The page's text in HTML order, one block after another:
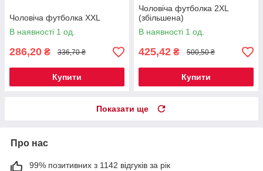
Чоловіча футболка XХL
В наявності 1 од.
286,20 ₴ 336,70 ₴
Купити
Чоловіча футболка 2XL
(збільшена)
В наявності 1 од.
425,42 ₴ 500,50 ₴
Купити
Показати ще
Про нас
99% позитивних з 1142 відгуків за рік